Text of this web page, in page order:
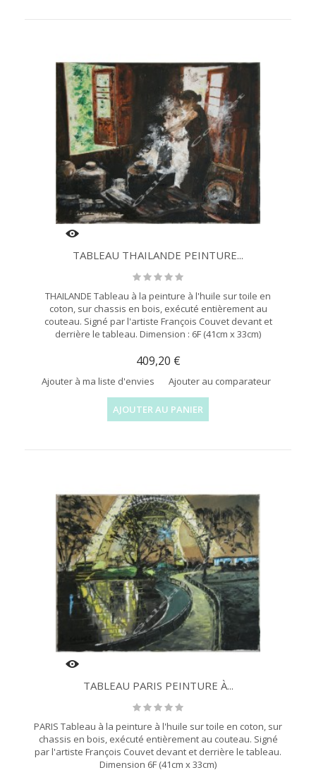
TABLEAU THAILANDE PEINTURE...
THAILANDE Tableau à la peinture à l'huile sur toile en
coton, sur chassis en bois, exécuté entièrement au
couteau. Signé par l'artiste François Couvet devant et
derrière le tableau. Dimension : 6F (41cm x 33cm)
409,20 €
Ajouter à ma liste d'envies Ajouter au comparateur
AJOUTER AU PANIER
TABLEAU PARIS PEINTURE À...
PARIS Tableau à la peinture à l'huile sur toile en coton, sur
chassis en bois, exécuté entièrement au couteau. Signé
par l'artiste François Couvet devant et derrière le tableau.
Dimension 6F (41cm x 33cm)